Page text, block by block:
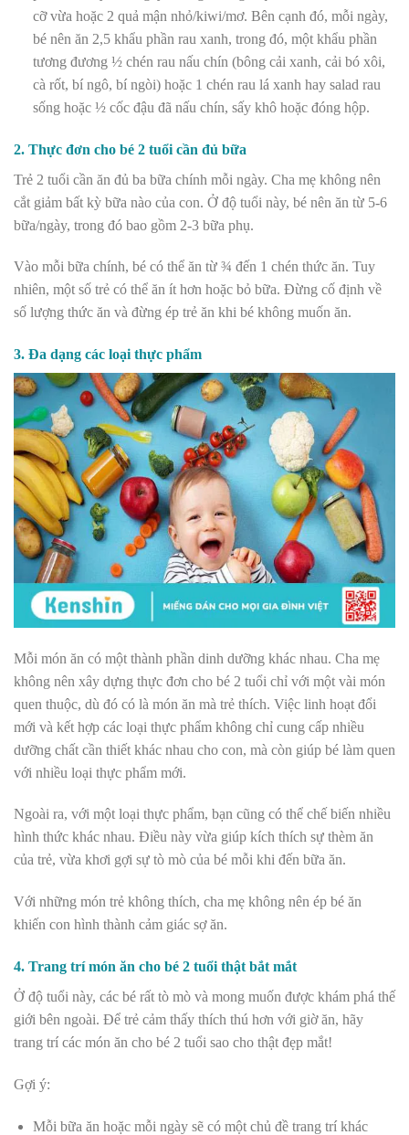
cỡ vừa hoặc 2 quả mận nhỏ/kiwi/mơ. Bên cạnh đó, mỗi ngày,
bé nên ăn 2,5 khẩu phần rau xanh, trong đó, một khẩu phần
tương đương ½ chén rau nấu chín (bông cải xanh, cải bó xôi,
cà rốt, bí ngô, bí ngòi) hoặc 1 chén rau lá xanh hay salad rau
sống hoặc ½ cốc đậu đã nấu chín, sấy khô hoặc đóng hộp.
2. Thực đơn cho bé 2 tuổi cần đủ bữa
Trẻ 2 tuổi cần ăn đủ ba bữa chính mỗi ngày. Cha mẹ không nên
cắt giảm bất kỳ bữa nào của con. Ở độ tuổi này, bé nên ăn từ 5-6
bữa/ngày, trong đó bao gồm 2-3 bữa phụ.
Vào mỗi bữa chính, bé có thể ăn từ ¾ đến 1 chén thức ăn. Tuy
nhiên, một số trẻ có thể ăn ít hơn hoặc bỏ bữa. Đừng cố định về
số lượng thức ăn và đừng ép trẻ ăn khi bé không muốn ăn.
3. Đa dạng các loại thực phẩm
Mỗi món ăn có một thành phần dinh dưỡng khác nhau. Cha mẹ
không nên xây dựng thực đơn cho bé 2 tuổi chỉ với một vài món
quen thuộc, dù đó có là món ăn mà trẻ thích. Việc linh hoạt đổi
mới và kết hợp các loại thực phẩm không chỉ cung cấp nhiều
dưỡng chất cần thiết khác nhau cho con, mà còn giúp bé làm quen
với nhiều loại thực phẩm mới.
Ngoài ra, với một loại thực phẩm, bạn cũng có thể chế biến nhiều
hình thức khác nhau. Điều này vừa giúp kích thích sự thèm ăn
của trẻ, vừa khơi gợi sự tò mò của bé mỗi khi đến bữa ăn.
Với những món trẻ không thích, cha mẹ không nên ép bé ăn
khiến con hình thành cảm giác sợ ăn.
4. Trang trí món ăn cho bé 2 tuổi thật bắt mắt
Ở độ tuổi này, các bé rất tò mò và mong muốn được khám phá thế
giới bên ngoài. Để trẻ cảm thấy thích thú hơn với giờ ăn, hãy
trang trí các món ăn cho bé 2 tuổi sao cho thật đẹp mắt!
Gợi ý:
Mỗi bữa ăn hoặc mỗi ngày sẽ có một chủ đề trang trí khác